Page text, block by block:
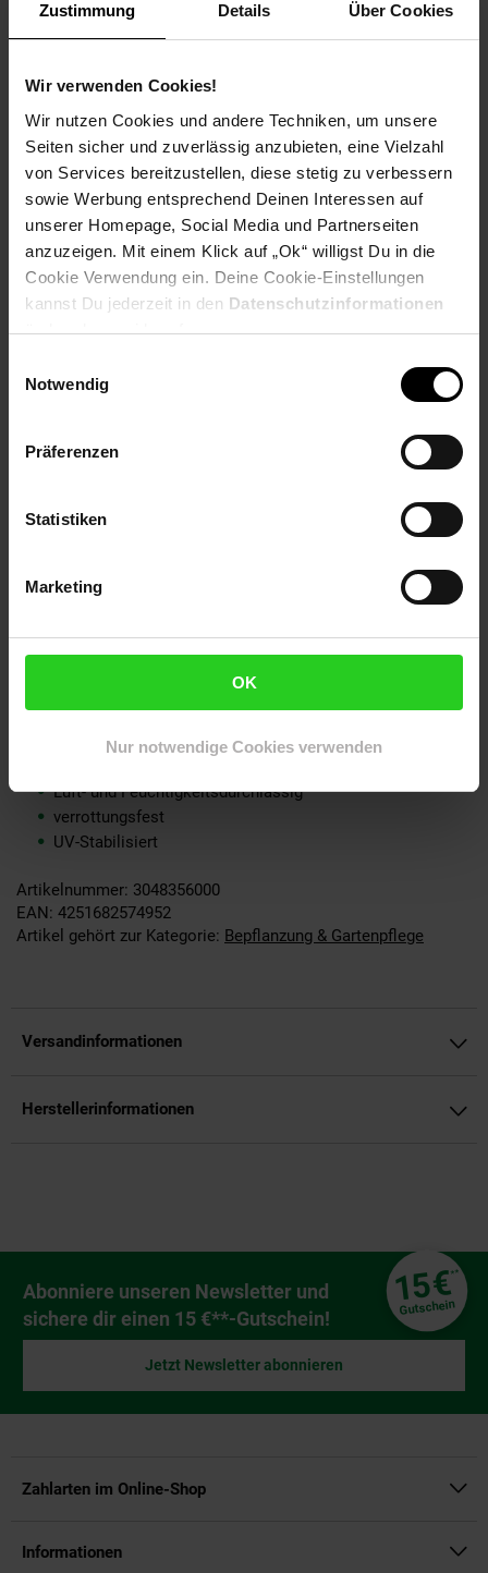
Zustimmung Details Über Cookies
Wir verwenden Cookies!
Wir nutzen Cookies und andere Techniken, um unsere
Seiten sicher und zuverlässig anzubieten, eine Vielzahl
von Services bereitzustellen, diese stetig zu verbessern
sowie Werbung entsprechend Deinen Interessen auf
unserer Homepage, Social Media und Partnerseiten
anzuzeigen. Mit einem Klick auf „Ok“ willigst Du in die
Cookie Verwendung ein. Deine Cookie-Einstellungen
kannst Du jederzeit in den Datenschutzinformationen
ändern bzw. widerrufen.
Notwendig
Präferenzen
Statistiken
Marketing
OK
Nur notwendige Cookies verwenden
Produktbeschreibung
Unkrautvlies ist eine biologische und umweltschonende
eine chemische Behandlung von Unkraut völlig verzichtet
werden!
Das Unkrautschutzvlies unterdrückt das Unkrautwachstum
durch Lichtentzug und nimmt ihm so seine Existenzgrundlage.
Das Vlies hält ihr Beet oder ihre Fläche frei von Unkraut und
speichert die Feuchtigkeit um die Wurzeln der Pflanzen direkt
mit Wasser zu versorgen.
Das Mulchvlies sollte mit einer Überlappung von 10-15cm
einer gewöhnlichen Schere präzise zuschneiden. Das Vlies ist
mit Rindenmulch, Steinen, Kies oder dergleichen abzudecken.
Hinweise zum Verlegen des Unkrautschutzvlieses finden Sie in
Eigenschaften:
Farbe: braun
Materialstärke: 0,190mm
Luft- und Feuchtigkeitsdurchlässig
verrottungsfest
UV-Stabilisiert
Artikelnummer: 3048356000
EAN: 4251682574952
Artikel gehört zur Kategorie: Bepflanzung & Gartenpflege
Versandinformationen
Herstellerinformationen
Newsletter Anmeldung
Abonniere unseren Newsletter und
sichere dir einen 15 €**-Gutschein!
15€**
Gutschein
Jetzt Newsletter abonnieren
Zahlarten im Online-Shop
Informationen